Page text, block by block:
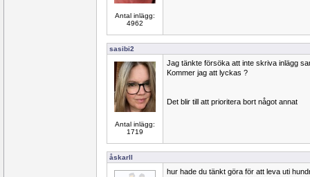
Antal inlägg:
4962
sasibi2
Antal inlägg:
1719
Jag tänkte försöka att inte skriva inlägg
Kommer jag att lyckas ?
Det blir till att prioritera bort något annat
åskarll
hur hade du tänkt göra för att leva uti